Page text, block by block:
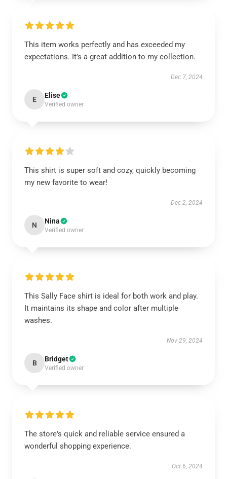
This item works perfectly and has exceeded my
expectations. It’s a great addition to my collection.
Dec 7, 2024
E Elise
Verified owner
This shirt is super soft and cozy, quickly becoming
my new favorite to wear!
Dec 2, 2024
N Nina
Verified owner
This Sally Face shirt is ideal for both work and play.
It maintains its shape and color after multiple
washes.
Nov 29, 2024
B Bridget
Verified owner
The store's quick and reliable service ensured a
wonderful shopping experience.
Oct 6, 2024